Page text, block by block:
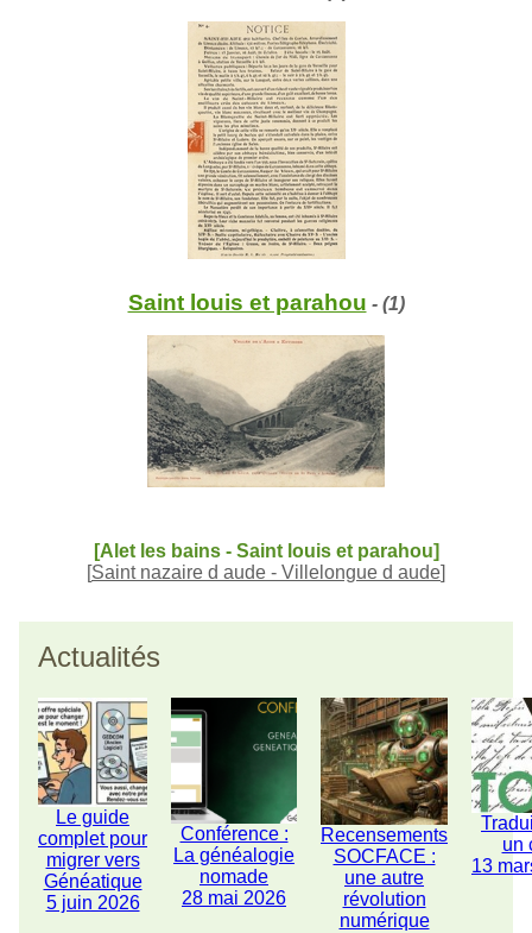
Saint louis et parahou - (1)
[Alet les bains - Saint louis et parahou]
[Saint nazaire d aude - Villelongue d aude]
Actualités
Le guide
complet pour
migrer vers
Généatique
5 juin 2026
Conférence :
La généalogie
nomade
28 mai 2026
Recensements
SOCFACE :
une autre
révolution
numérique
un
13